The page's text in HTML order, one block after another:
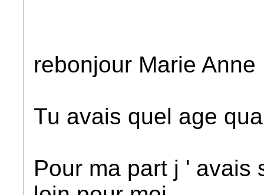
rebonjour Marie Anne
Tu avais quel age
Pour ma part j ' avais